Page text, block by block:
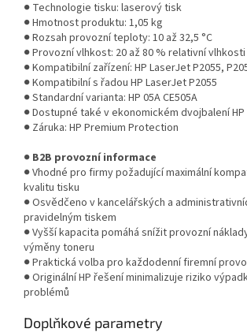
● Technologie tisku: laserový tisk
● Hmotnost produktu: 1,05 kg
● Rozsah provozní teploty: 10 až 32,5 °C
● Provozní vlhkost: 20 až 80 % relativní vlhkosti
● Kompatibilní zařízení: HP LaserJet P2055,
● Kompatibilní s řadou HP LaserJet P2055
● Standardní varianta: HP 05A CE505A
● Dostupné také v ekonomickém dvojbalení HP
● Záruka: HP Premium Protection
● B2B provozní informace
● Vhodné pro firmy požadující maximální
kvalitu tisku
● Osvědčeno v kancelářských a
pravidelným tiskem
● Vyšší kapacita pomáhá snížit provozní
výměny toneru
● Praktická volba pro každodenní firemní
● Originální HP řešení minimalizuje riziko
problémů
Doplňkové parametry